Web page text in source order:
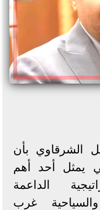
الشرقاوي بأن
يمثل أحد أهم
الداعمة
والسياحية غرب